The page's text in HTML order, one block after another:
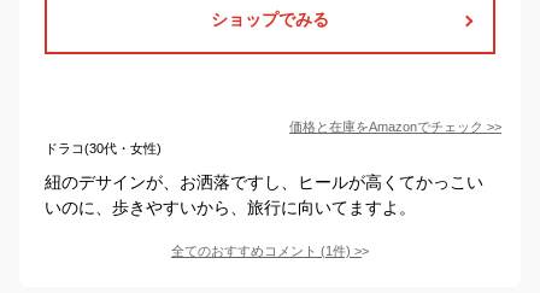
ショップでみる
価格と在庫をAmazonでチェック >>
ドラコ(30代・女性)
紐のデサインが、お洒落ですし、ヒールが高くてかっこい
いのに、歩きやすいから、旅行に向いてますよ。
全てのおすすめコメント (1件) >